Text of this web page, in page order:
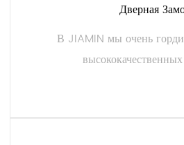
Дверная
В JIAMIN мы очень